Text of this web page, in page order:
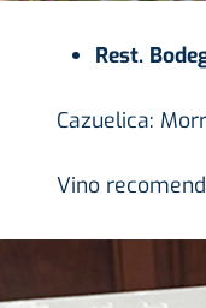
Rest.
Cazuelica:
Vino